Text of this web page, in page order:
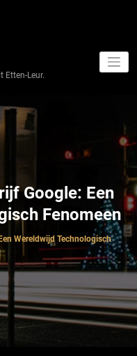
Etten-Leur.
Google: Een
Fenomeen
Wereldwijd Technologisch